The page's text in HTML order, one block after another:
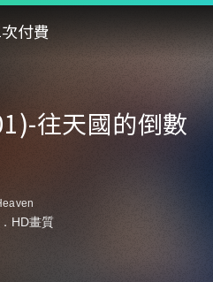
付費
往天國的倒數
．HD畫質